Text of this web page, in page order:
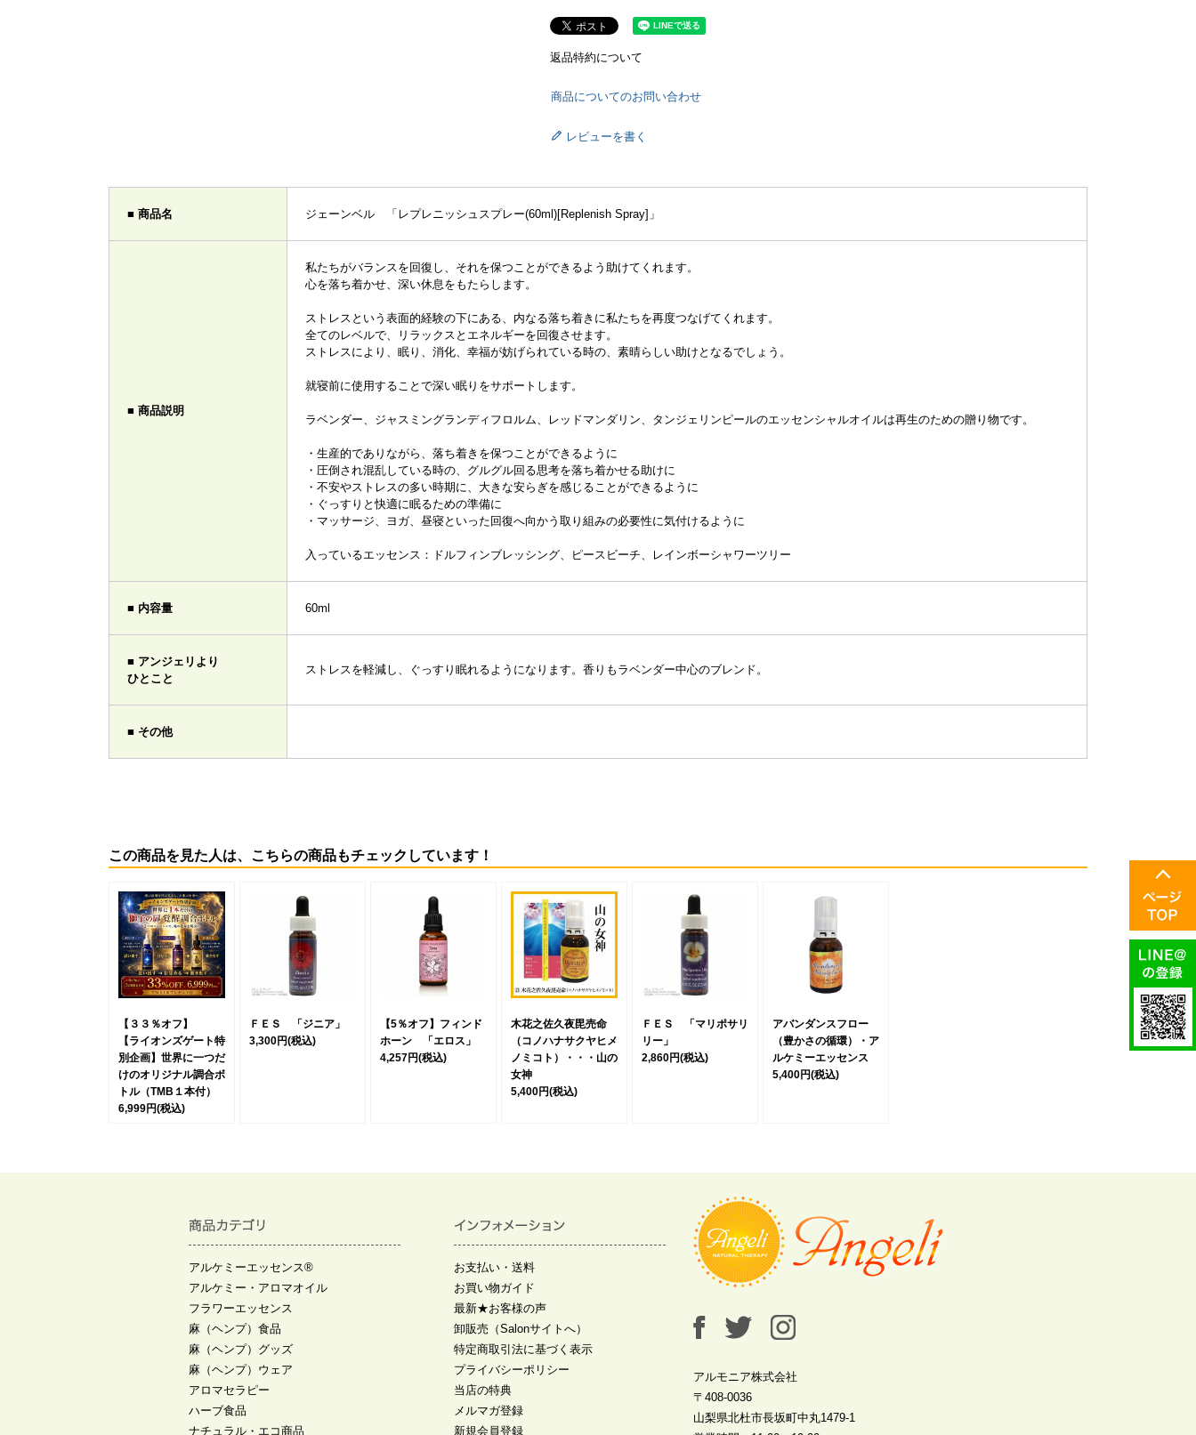
返品特約について
商品についてのお問い合わせ
レビューを書く
■ 商品名 ジェーンベル 「レプレニッシュスプレー(60ml)[Replenish Spray]」
■ 商品説明
私たちがバランスを回復し、それを保つことができるよう助けてくれます。
心を落ち着かせ、深い休息をもたらします。
ストレスという表面的経験の下にある、内なる落ち着きに私たちを再度つなげてくれます。
全てのレベルで、リラックスとエネルギーを回復させます。
ストレスにより、眠り、消化、幸福が妨げられている時の、素晴らしい助けとなるでしょう。
就寝前に使用することで深い眠りをサポートします。
ラベンダー、ジャスミングランディフロルム、レッドマンダリン、タンジェリンピールのエッセンシャルオイルは再生のための贈り物です。
・生産的でありながら、落ち着きを保つことができるように
・圧倒され混乱している時の、グルグル回る思考を落ち着かせる助けに
・不安やストレスの多い時期に、大きな安らぎを感じることができるように
・ぐっすりと快適に眠るための準備に
・マッサージ、ヨガ、昼寝といった回復へ向かう取り組みの必要性に気付けるように
入っているエッセンス：ドルフィンブレッシング、ピースビーチ、レインボーシャワーツリー
■ 内容量 60ml
■ アンジェリより
ひとこと
ストレスを軽減し、ぐっすり眠れるようになります。香りもラベンダー中心のブレンド。
■ その他
この商品を見た人は、こちらの商品もチェックしています！
【３３％オフ】
【ライオンズゲート特
別企画】世界に一つだ
けのオリジナル調合ボ
トル（TMB１本付）
6,999円(税込)
ＦＥＳ 「ジニア」
3,300円(税込)
【5％オフ】フィンド
ホーン 「エロス」
4,257円(税込)
木花之佐久夜毘売命
（コノハナサクヤヒメ
ノミコト）・・・山の
女神
5,400円(税込)
ＦＥＳ 「マリポサリ
リー」
2,860円(税込)
アバンダンスフロー
（豊かさの循環）・ア
ルケミーエッセンス
5,400円(税込)
アルケミーエッセンス®
アルケミー・アロマオイル
フラワーエッセンス
麻（ヘンプ）食品
麻（ヘンプ）グッズ
麻（ヘンプ）ウェア
アロマセラピー
ハーブ食品
ナチュラル・エコ商品
お支払い・送料
お買い物ガイド
最新★お客様の声
卸販売（Salonサイトへ）
特定商取引法に基づく表示
プライバシーポリシー
当店の特典
メルマガ登録
新規会員登録
アルモニア株式会社
〒408-0036
山梨県北杜市長坂町中丸1479-1